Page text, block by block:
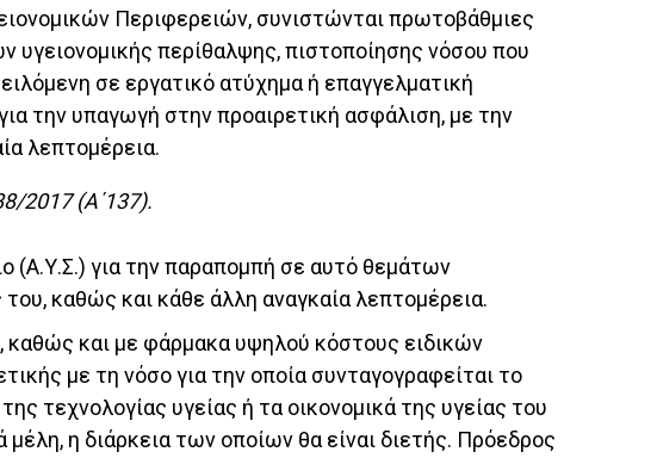
Περιφερειών, συνιστώνται πρωτοβάθμιες
υγειονομικής περίθαλψης, πιστοποίησης νόσου που
σε εργατικό ατύχημα ή επαγγελματική
την υπαγωγή στην προαιρετική ασφάλιση, με την
λεπτομέρεια.
2017 (Α΄137).
(Α.Υ.Σ.) για την παραπομπή σε αυτό θεμάτων
καθώς και κάθε άλλη αναγκαία λεπτομέρεια.
καθώς και με φάρμακα υψηλού κόστους ειδικών
με τη νόσο για την οποία συνταγογραφείται το
τεχνολογίας υγείας ή τα οικονομικά της υγείας του
η διάρκεια των οποίων θα είναι διετής. Πρόεδρος